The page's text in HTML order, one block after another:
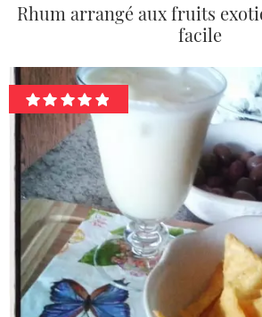
Rhum arrangé aux fruits
facile